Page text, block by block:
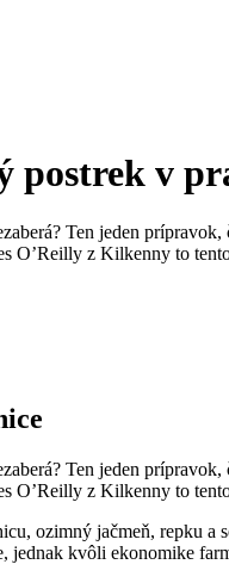
postrek v
Ten jeden
O’Reilly z Kilkenny to
Ten jeden
O’Reilly z Kilkenny to
ozimný jačmeň, repku
jednak kvôli ekonomike